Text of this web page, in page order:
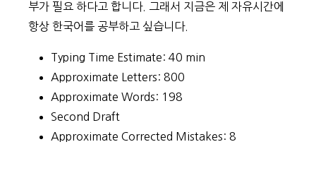
부가 필요 하다고 합니다. 그래서 지금은 제 자유시간에
항상 한국어를 공부하고 싶습니다.
Typing Time Estimate: 40 min
Approximate Letters: 800
Approximate Words: 198
Second Draft
Approximate Corrected Mistakes: 8